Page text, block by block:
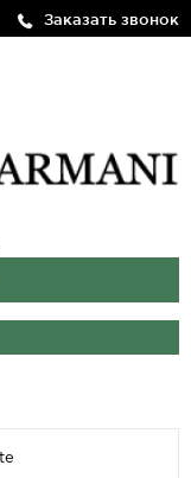
Заказать звонок